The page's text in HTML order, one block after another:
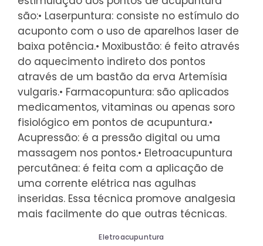
são:• Laserpuntura: consiste no estímulo do
acuponto com o uso de aparelhos laser de
baixa potência.• Moxibustão: é feito através
do aquecimento indireto dos pontos
através de um bastão da erva Artemísia
vulgaris.• Farmacopuntura: são aplicados
medicamentos, vitaminas ou apenas soro
fisiológico em pontos de acupuntura.•
Acupressão: é a pressão digital ou uma
massagem nos pontos.• Eletroacupuntura
percutânea: é feita com a aplicação de
uma corrente elétrica nas agulhas
inseridas. Essa técnica promove analgesia
mais facilmente do que outras técnicas.
Eletroacupuntura